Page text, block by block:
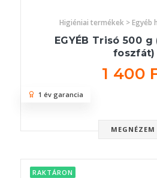
Higiéniai termékek > Egyéb
EGYÉB Trisó 500
foszfát)
1 400
MEGNÉZEM
1 év garancia
RAKTÁRON